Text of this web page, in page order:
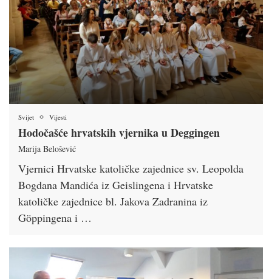
Svijet Vijesti
Hodočašće hrvatskih vjernika u Deggingen
Marija Belošević
Vjernici Hrvatske katoličke zajednice sv. Leopolda
Bogdana Mandića iz Geislingena i Hrvatske
katoličke zajednice bl. Jakova Zadranina iz
Göppingena i …